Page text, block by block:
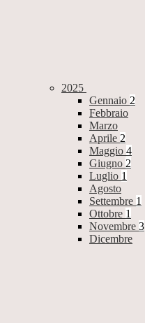
2025
Gennaio 2
Febbraio
Marzo
Aprile 2
Maggio 4
Giugno 2
Luglio 1
Agosto
Settembre 1
Ottobre 1
Novembre 3
Dicembre